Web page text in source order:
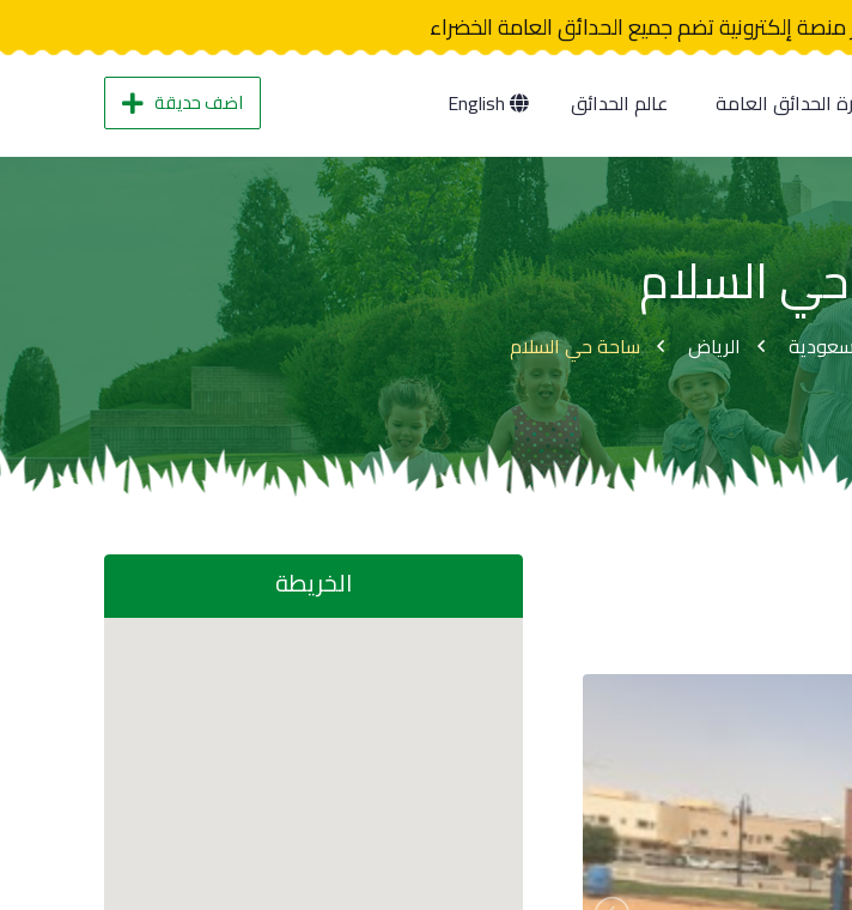
إلكترونية تضم جميع الحدائق العامة الخضراء
الحدائق العامة عالم الحدائق اضف حديقة
السلام
الرياض ساحة حي السلام
الخريطة